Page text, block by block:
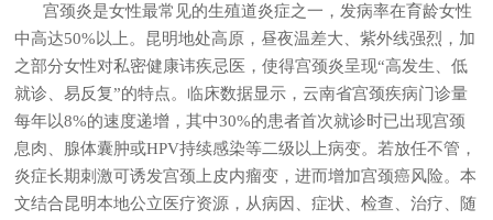
宫颈炎是女性最常见的生殖道炎症之一，发病率在育龄女性
中高达50%以上。昆明地处高原，昼夜温差大、紫外线强烈，加
之部分女性对私密健康讳疾忌医，使得宫颈炎呈现“高发生、低
就诊、易反复”的特点。临床数据显示，云南省宫颈疾病门诊量
每年以8%的速度递增，其中30%的患者首次就诊时已出现宫颈
息肉、腺体囊肿或HPV持续感染等二级以上病变。若放任不管，
炎症长期刺激可诱发宫颈上皮内瘤变，进而增加宫颈癌风险。本
文结合昆明本地公立医疗资源，从病因、症状、检查、治疗、随